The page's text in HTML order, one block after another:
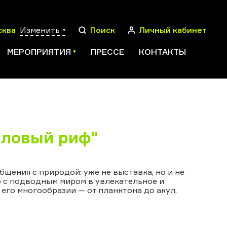
Изменить Поиск Личный кабинет
МЕРОПРИЯТИЯ ПРЕССЕ КОНТАКТЫ
риф"
с природой: уже не выставка, но и не
подводным миром в увлекательное и
многообразии — от планктона до акул.